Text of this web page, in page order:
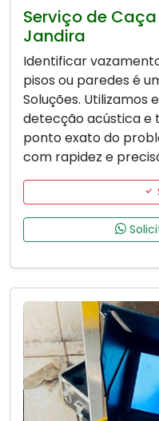
Serviço de
Jandira
Identificar
pisos ou paredes é
Soluções. Utilizamos
detecção acústica e
ponto exato do
com rapidez e